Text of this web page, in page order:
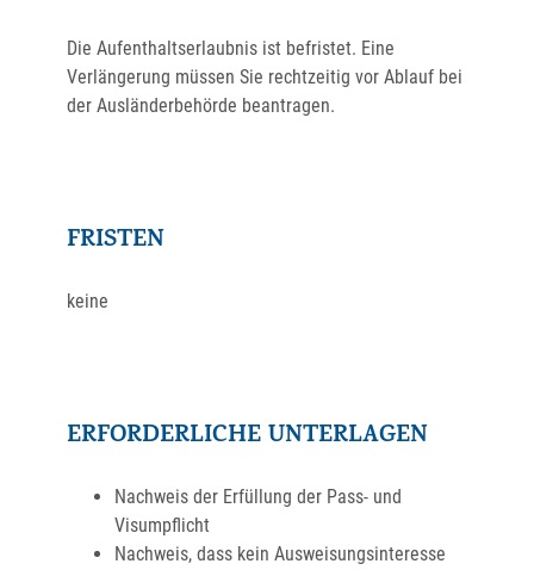
Die Aufenthaltserlaubnis ist befristet. Eine
Verlängerung müssen Sie rechtzeitig vor Ablauf bei
der Ausländerbehörde beantragen.
FRISTEN
keine
ERFORDERLICHE UNTERLAGEN
Nachweis der Erfüllung der Pass- und
Visumpflicht
Nachweis, dass kein Ausweisungsinteresse